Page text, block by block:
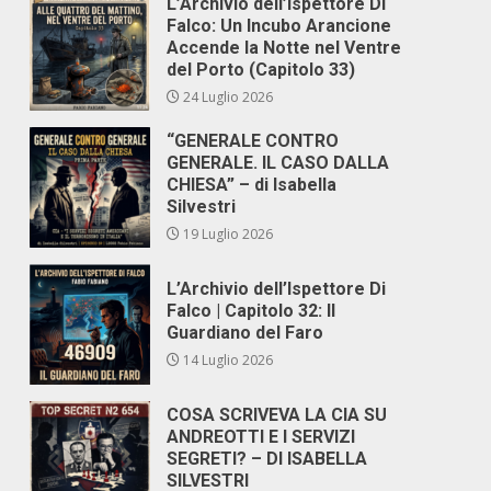
Falco: Un Incubo Arancione
Accende la Notte nel Ventre
del Porto (Capitolo 33)
24 Luglio 2026
“GENERALE CONTRO
GENERALE. IL CASO DALLA
CHIESA” – di Isabella
Silvestri
19 Luglio 2026
L’Archivio dell’Ispettore Di
Falco | Capitolo 32: Il
Guardiano del Faro
14 Luglio 2026
COSA SCRIVEVA LA CIA SU
ANDREOTTI E I SERVIZI
SEGRETI? – DI ISABELLA
SILVESTRI